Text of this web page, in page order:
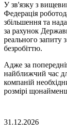
У зв'язку з
Федерація
збільшення та
за рахунок
реального запиту
безробіттю.
Адже за
найближчий час
компаній
розмірі
31.12.2026